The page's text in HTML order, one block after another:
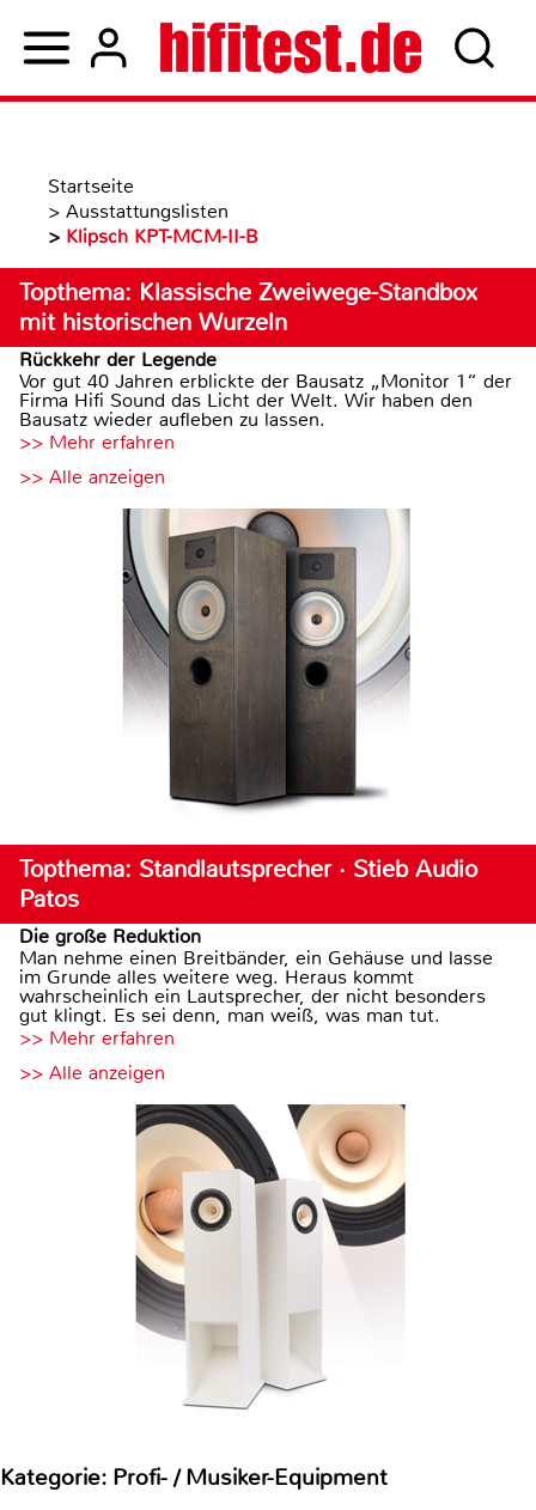
Startseite
> Ausstattungslisten
> Klipsch KPT-MCM-II-B
Topthema: Klassische Zweiwege-Standbox
mit historischen Wurzeln
Rückkehr der Legende
Vor gut 40 Jahren erblickte der Bausatz „Monitor 1“ der
Firma Hifi Sound das Licht der Welt. Wir haben den
Bausatz wieder aufleben zu lassen.
>> Mehr erfahren
>> Alle anzeigen
Topthema: Standlautsprecher · Stieb Audio
Patos
Die große Reduktion
Man nehme einen Breitbänder, ein Gehäuse und lasse
im Grunde alles weitere weg. Heraus kommt
wahrscheinlich ein Lautsprecher, der nicht besonders
gut klingt. Es sei denn, man weiß, was man tut.
>> Mehr erfahren
>> Alle anzeigen
Kategorie: Profi- / Musiker-Equipment